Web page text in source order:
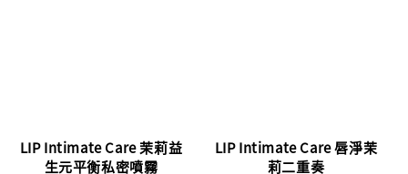
LIP Intimate Care 茉莉益
生元平衡私密噴霧
LIP Intimate Care 唇淨茉
莉二重奏